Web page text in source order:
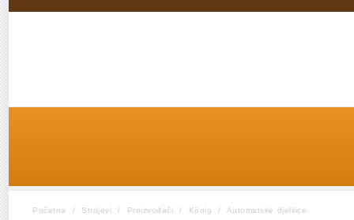
Početna / Strojevi / Proizvođači / König / Automatske djelilice